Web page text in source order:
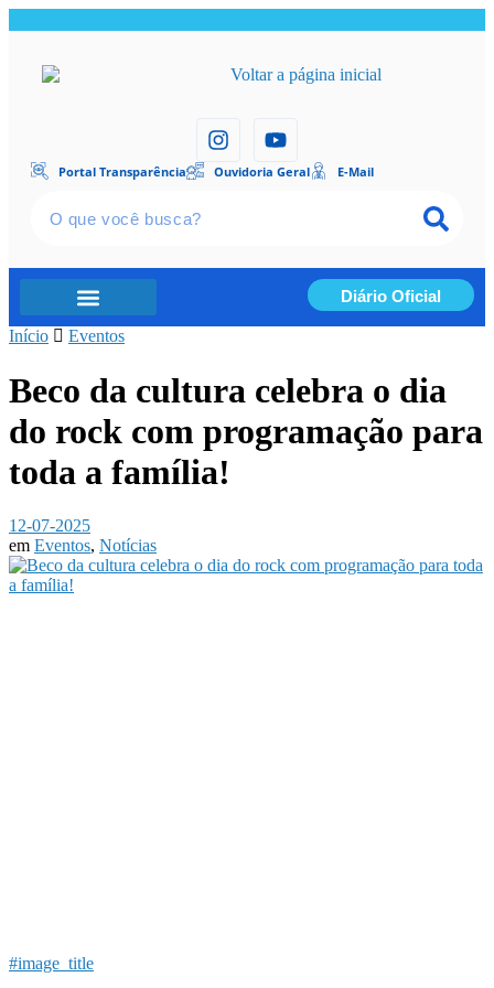
Portal Transparência Ouvidoria Geral E-Mail
Diário Oficial
Início Eventos
Beco da cultura celebra o dia
do rock com programação para
toda a família!
12-07-2025
em Eventos, Notícias
#image_title